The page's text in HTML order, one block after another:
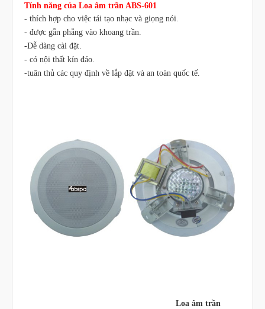
Tính năng của Loa âm trần ABS-601
- thích hợp cho việc tái tạo nhạc và giọng nói.
- được gắn phẳng vào khoang trần.
-Dễ dàng cài đặt.
- có nội thất kín đáo.
-tuân thủ các quy định về lắp đặt và an toàn quốc tế.
Loa âm trần